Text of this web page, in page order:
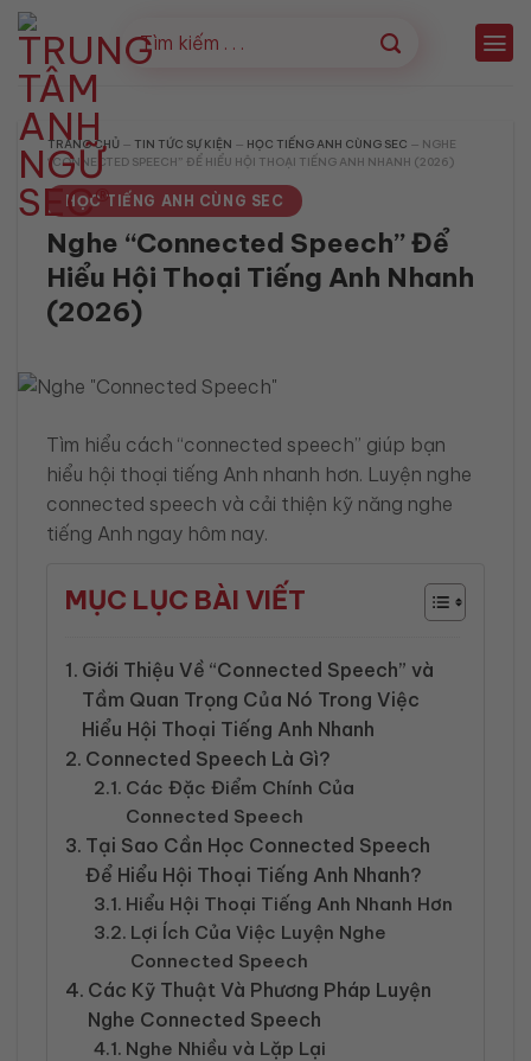
Bỏ
qua
nội
dung
TRANG CHỦ — TIN TỨC SỰ KIỆN — HỌC TIẾNG ANH CÙNG SEC — NGHE
“CONNECTED SPEECH” ĐỂ HIỂU HỘI THOẠI TIẾNG ANH NHANH (2026)
HỌC TIẾNG ANH CÙNG SEC
Nghe “Connected Speech” Để
Hiểu Hội Thoại Tiếng Anh Nhanh
(2026)
Tìm hiểu cách “connected speech” giúp bạn
hiểu hội thoại tiếng Anh nhanh hơn. Luyện nghe
connected speech và cải thiện kỹ năng nghe
tiếng Anh ngay hôm nay.
MỤC LỤC BÀI VIẾT
Giới Thiệu Về “Connected Speech” và
Tầm Quan Trọng Của Nó Trong Việc
Hiểu Hội Thoại Tiếng Anh Nhanh
Connected Speech Là Gì?
Các Đặc Điểm Chính Của
Connected Speech
Tại Sao Cần Học Connected Speech
Để Hiểu Hội Thoại Tiếng Anh Nhanh?
Hiểu Hội Thoại Tiếng Anh Nhanh Hơn
Lợi Ích Của Việc Luyện Nghe
Connected Speech
Các Kỹ Thuật Và Phương Pháp Luyện
Nghe Connected Speech
Nghe Nhiều và Lặp Lại